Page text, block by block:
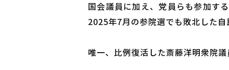
国会議員に加え、党員らも参加す
2025年7月の参院選でも敗北した
唯一、比例復活した斎藤洋明衆院